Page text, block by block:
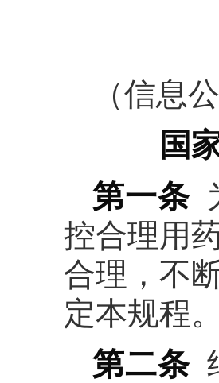
（信息
国
第一条
控合理用
合理，不
定本规程。
第二条